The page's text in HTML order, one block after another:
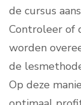
de cursus
Controleer of
worden
de
Op deze